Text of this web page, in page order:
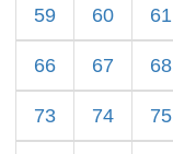
59 60 61
66 67 68
73 74 75